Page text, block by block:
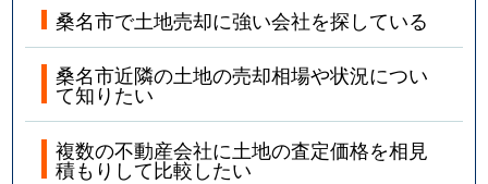
桑名市で土地売却に強い会社を探している
桑名市近隣の土地の売却相場や状況につい
て知りたい
複数の不動産会社に土地の査定価格を相見
積もりして比較したい